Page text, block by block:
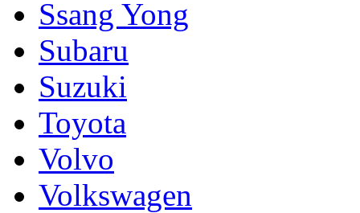
Ssang Yong
Subaru
Suzuki
Toyota
Volvo
Volkswagen